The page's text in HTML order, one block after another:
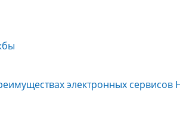
электронных сервисов